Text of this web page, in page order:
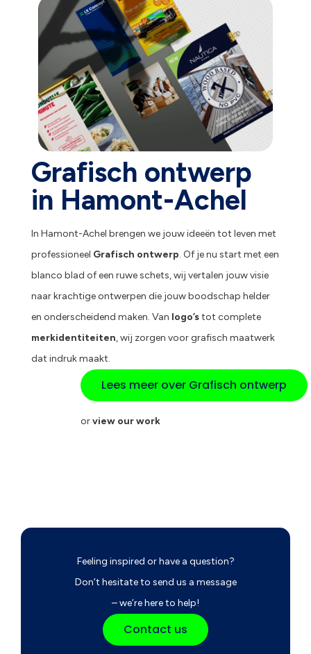
Grafisch ontwerp
in Hamont-Achel
In Hamont-Achel brengen we jouw ideeën tot leven met
professioneel Grafisch ontwerp. Of je nu start met een
blanco blad of een ruwe schets, wij vertalen jouw visie
naar krachtige ontwerpen die jouw boodschap helder
en onderscheidend maken. Van logo’stot complete
merkidentiteiten, wij zorgen voor grafisch maatwerk
dat indruk maakt.
Lees meer over Grafisch ontwerp
orview our work
Feeling inspired or have a question?
Don’t hesitate to send us a message
– we’re here to help!
Contact us